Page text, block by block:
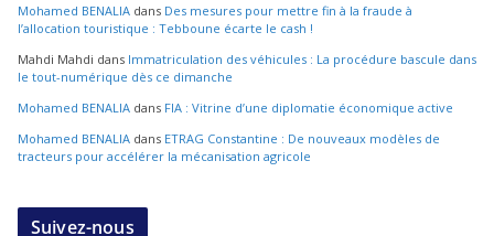
Mohamed BENALIA dans Des mesures pour mettre fin à la fraude à
l’allocation touristique : Tebboune écarte le cash !
Mahdi Mahdi dans Immatriculation des véhicules : La procédure bascule dans
le tout-numérique dès ce dimanche
Mohamed BENALIA dans FIA : Vitrine d’une diplomatie économique active
Mohamed BENALIA dans ETRAG Constantine : De nouveaux modèles de
tracteurs pour accélérer la mécanisation agricole
Suivez-nous